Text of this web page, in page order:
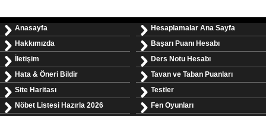
Anasayfa
Hakkımızda
İletişim
Hata & Öneri Bildir
Site Haritası
Nöbet Listesi Hazırla 2026
Hesaplamalar Ana Sayfa
Başarı Puanı Hesabı
Ders Notu Hesabı
Tavan ve Taban Puanları
Testler
Fen Oyunları